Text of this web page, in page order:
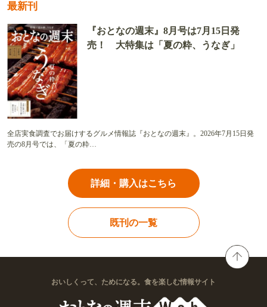
最新刊
『おとなの週末』8月号は7月15日発
売！ 大特集は「夏の粋、うなぎ」
全店実食調査でお届けするグルメ情報誌『おとなの週末』。2026年7月15日発
売の8月号では、「夏の粋…
詳細・購入はこちら
既刊の一覧
おいしくって、ためになる。食を楽しむ情報サイト